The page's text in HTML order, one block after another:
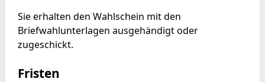
Sie erhalten den Wahlschein mit den
Briefwahlunterlagen ausgehändigt oder
zugeschickt.
Fristen